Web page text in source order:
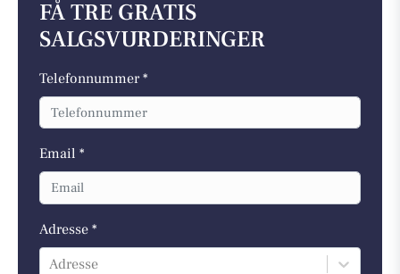
FÅ TRE GRATIS
SALGSVURDERINGER
Telefonnummer *
Email *
Adresse *
Adresse